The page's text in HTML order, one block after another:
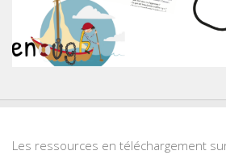
Les ressources en téléchargement